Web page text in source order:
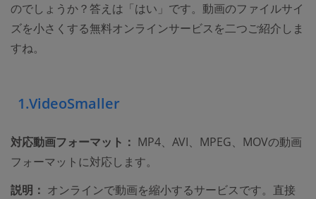
のでしょうか？答えは「はい」です。動画のファイルサイ
ズを小さくする無料オンラインサービスを二つご紹介しま
すね。
1.VideoSmaller
対応動画フォーマット： MP4、AVI、MPEG、MOVの動画
フォーマットに対応します。
説明： オンラインで動画を縮小するサービスです。直接